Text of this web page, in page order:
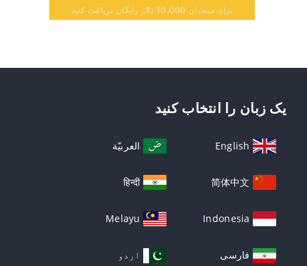
برای مبتدیان 10،000 دلار رایگان دریافت کنید
یک زبان را انتخاب کنید
English العربيّة
简体中文
हिन्दी
Indonesia
Melayu
فارسی اردو